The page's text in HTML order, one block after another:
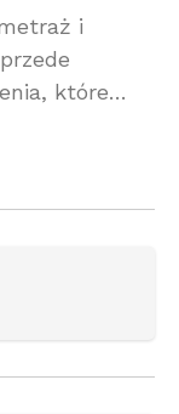
i
które
okolicach